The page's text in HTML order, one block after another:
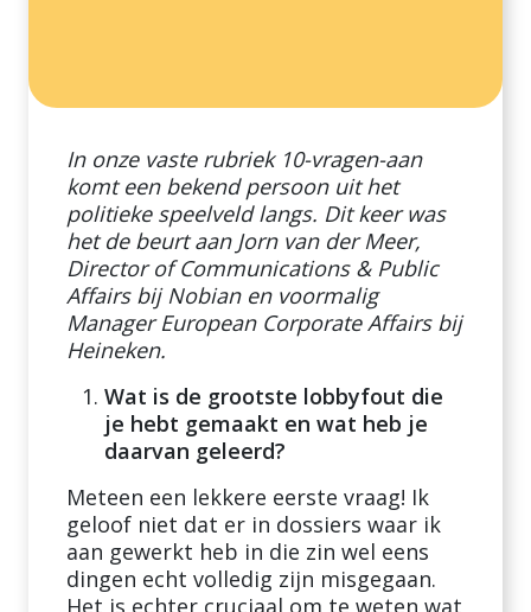
In onze vaste rubriek 10-vragen-aan
komt een bekend persoon uit het
politieke speelveld langs. Dit keer was
het de beurt aan Jorn van der Meer,
Director of Communications & Public
Affairs bij Nobian en voormalig
Manager European Corporate Affairs bij
Heineken.
Wat is de grootste lobbyfout die
je hebt gemaakt en wat heb je
daarvan geleerd?
Meteen een lekkere eerste vraag! Ik
geloof niet dat er in dossiers waar ik
aan gewerkt heb in die zin wel eens
dingen echt volledig zijn misgegaan.
Het is echter cruciaal om te weten wat